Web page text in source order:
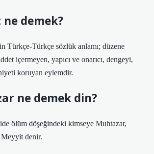
demek?
Türkçe-Türkçe sözlük anlamı; düzene
içermeyen, yapıcı ve onarıcı, dengeyi,
koruyan eylemdir.
ne demek din?
ölüm döşeğindeki kimseye Muhtazar,
denir.